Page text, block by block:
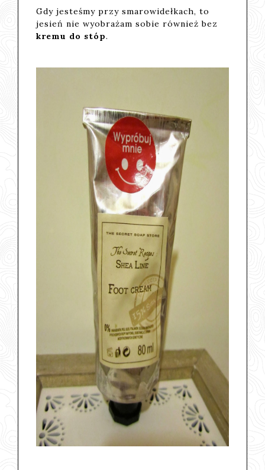
Gdy jesteśmy przy smarowidełkach, to
jesień nie wyobrażam sobie również bez
kremu do stóp.